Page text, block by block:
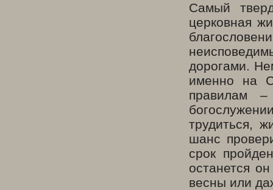
Самый
церковная
дорогами.
именно на
правилам
трудиться,
шанс
срок
останется
весны или